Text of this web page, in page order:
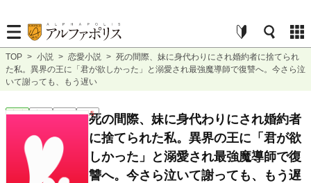
TOP > 小説 > 恋愛小説 > 死の間際、妹に身代わりにされ婚約者に捨てられ
た私。異界の王に「君が欲しかった」と溺愛され最強魔導師で復讐へ。今さら泣
いて謝っても、もう遅い
恋愛 完結 短編 R15死の間際、妹に身代わりにされ婚約者
に捨てられた私。異界の王に「君が欲
しかった」と溺愛され最強魔導師で復
讐へ。今さら泣いて謝っても、もう遅